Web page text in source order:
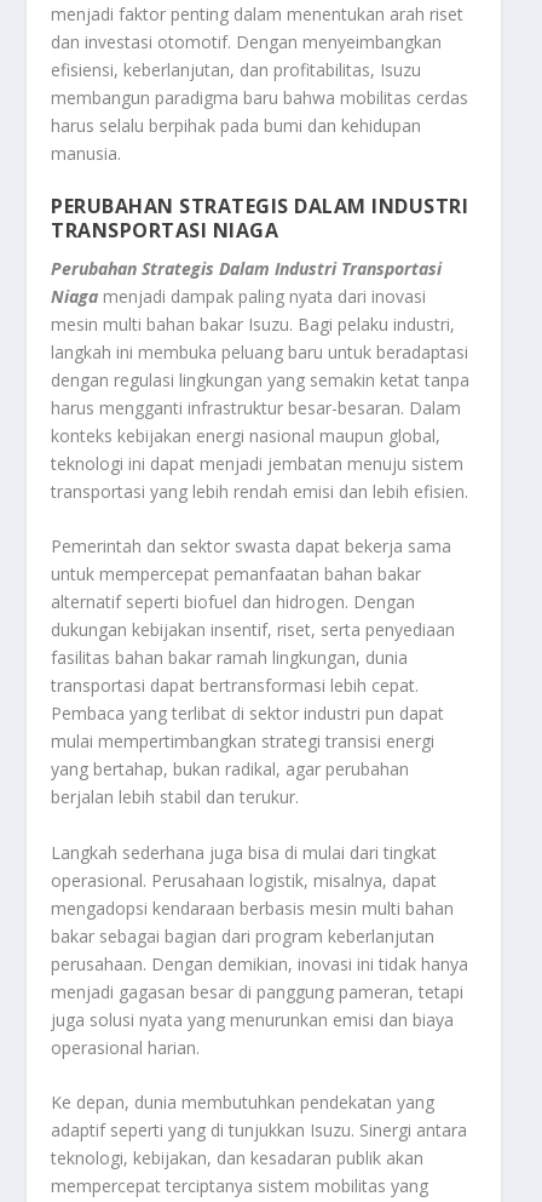
menjadi faktor penting dalam menentukan arah riset
dan investasi otomotif. Dengan menyeimbangkan
efisiensi, keberlanjutan, dan profitabilitas, Isuzu
membangun paradigma baru bahwa mobilitas cerdas
harus selalu berpihak pada bumi dan kehidupan
manusia.
PERUBAHAN STRATEGIS DALAM INDUSTRI
TRANSPORTASI NIAGA
Perubahan Strategis Dalam Industri Transportasi
Niaga menjadi dampak paling nyata dari inovasi
mesin multi bahan bakar Isuzu. Bagi pelaku industri,
langkah ini membuka peluang baru untuk beradaptasi
dengan regulasi lingkungan yang semakin ketat tanpa
harus mengganti infrastruktur besar-besaran. Dalam
konteks kebijakan energi nasional maupun global,
teknologi ini dapat menjadi jembatan menuju sistem
transportasi yang lebih rendah emisi dan lebih efisien.
Pemerintah dan sektor swasta dapat bekerja sama
untuk mempercepat pemanfaatan bahan bakar
alternatif seperti biofuel dan hidrogen. Dengan
dukungan kebijakan insentif, riset, serta penyediaan
fasilitas bahan bakar ramah lingkungan, dunia
transportasi dapat bertransformasi lebih cepat.
Pembaca yang terlibat di sektor industri pun dapat
mulai mempertimbangkan strategi transisi energi
yang bertahap, bukan radikal, agar perubahan
berjalan lebih stabil dan terukur.
Langkah sederhana juga bisa di mulai dari tingkat
operasional. Perusahaan logistik, misalnya, dapat
mengadopsi kendaraan berbasis mesin multi bahan
bakar sebagai bagian dari program keberlanjutan
perusahaan. Dengan demikian, inovasi ini tidak hanya
menjadi gagasan besar di panggung pameran, tetapi
juga solusi nyata yang menurunkan emisi dan biaya
operasional harian.
Ke depan, dunia membutuhkan pendekatan yang
adaptif seperti yang di tunjukkan Isuzu. Sinergi antara
teknologi, kebijakan, dan kesadaran publik akan
mempercepat terciptanya sistem mobilitas yang